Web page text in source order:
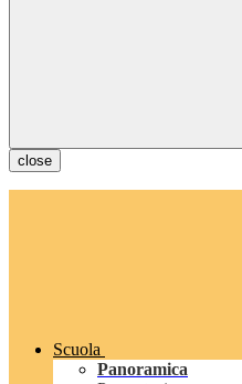
close
Scuola
Panoramica